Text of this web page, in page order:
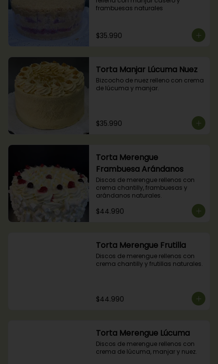
frambuesas naturales
$35.990
Torta Manjar Lúcuma Nuez
Bizcocho de nuez relleno con crema
de lúcuma y manjar.
$35.990
Torta Merengue
Frambuesa Arándanos
Discos de merengue rellenos con
crema chantilly, frambuesas y
arándanos naturales.
$44.990
Torta Merengue Frutilla
Discos de merengue rellenos con
crema chantilly y frutillas naturales.
$44.990
Torta Merengue Lúcuma
Discos de merengue rellenos con
crema de lúcuma, manjar y nuez.